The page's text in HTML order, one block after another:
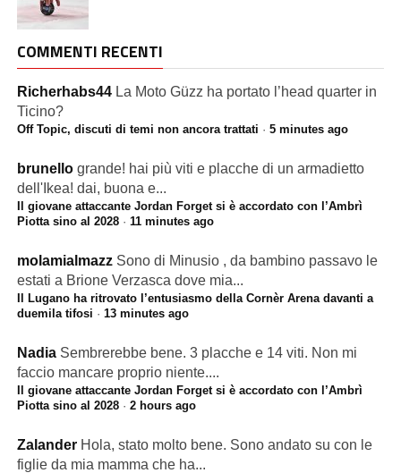
COMMENTI RECENTI
Richerhabs44 La Moto Güzz ha portato l’head quarter in
Ticino?
Off Topic, discuti di temi non ancora trattati · 5 minutes ago
brunello grande! hai più viti e placche di un armadietto
dell'Ikea! dai, buona e...
Il giovane attaccante Jordan Forget si è accordato con l’Ambrì
Piotta sino al 2028· 11 minutes ago
molamialmazz Sono di Minusio , da bambino passavo le
estati a Brione Verzasca dove mia...
Il Lugano ha ritrovato l’entusiasmo della Cornèr Arena davanti a
duemila tifosi · 13 minutes ago
Nadia Sembrerebbe bene. 3 placche e 14 viti. Non mi
faccio mancare proprio niente....
Il giovane attaccante Jordan Forget si è accordato con l’Ambrì
Piotta sino al 2028· 2 hours ago
Zalander Hola, stato molto bene. Sono andato su con le
figlie da mia mamma che ha...